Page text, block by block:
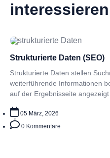
Strukturierte Daten (SEO)
Strukturierte Daten stellen
weiterführende Informationen
auf der Ergebnisseite angezeigt
05 März, 2026
0 Kommentare